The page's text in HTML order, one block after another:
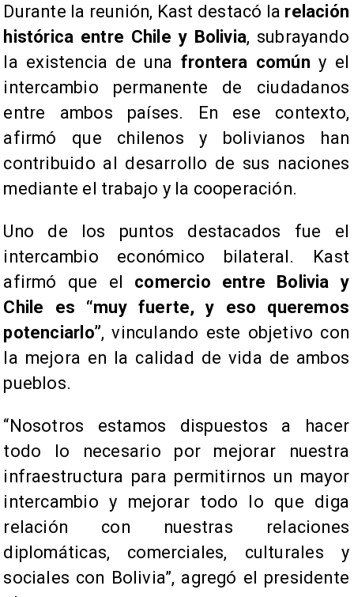
Durante la reunión, Kast destacó la relación
histórica entre Chile y Bolivia, subrayando
la existencia de una frontera común y el
intercambio permanente de ciudadanos
entre ambos países. En ese contexto,
afirmó que chilenos y bolivianos han
contribuido al desarrollo de sus naciones
mediante el trabajo y la cooperación.
Uno de los puntos destacados fue el
intercambio económico bilateral. Kast
afirmó que el comercio entre Bolivia y
Chile es “muy fuerte, y eso queremos
potenciarlo”, vinculando este objetivo con
la mejora en la calidad de vida de ambos
pueblos.
“Nosotros estamos dispuestos a hacer
todo lo necesario por mejorar nuestra
infraestructura para permitirnos un mayor
intercambio y mejorar todo lo que diga
relación con nuestras relaciones
diplomáticas, comerciales, culturales y
sociales con Bolivia”, agregó el presidente